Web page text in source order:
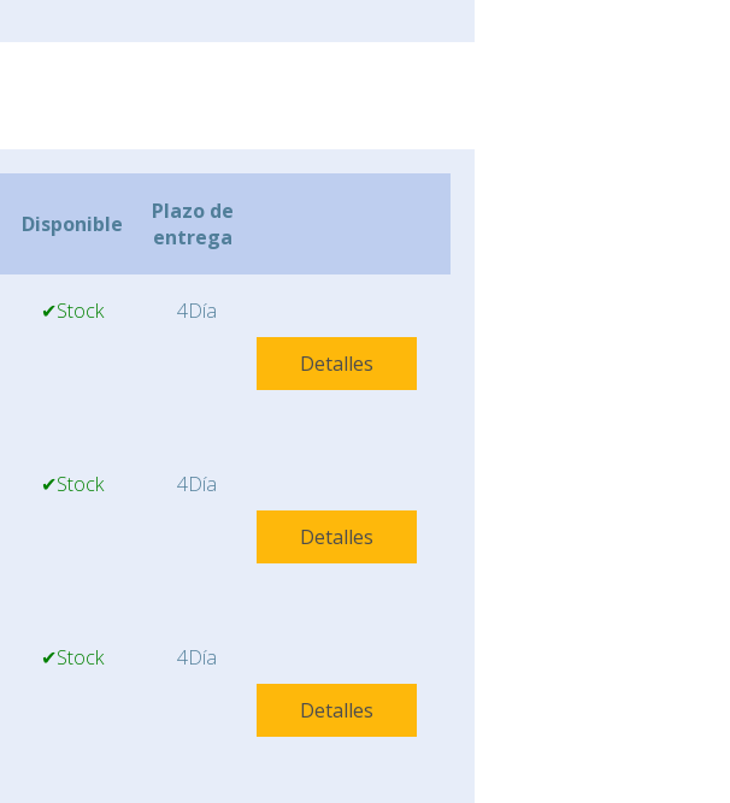
Disponible
Plazo de
entrega
✔Stock
4Día
Detalles
✔Stock
4Día
Detalles
✔Stock
4Día
Detalles